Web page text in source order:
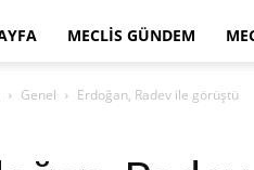
MECLIS GÜNDEM
Genel Erdoğan, Radev ile görüştü